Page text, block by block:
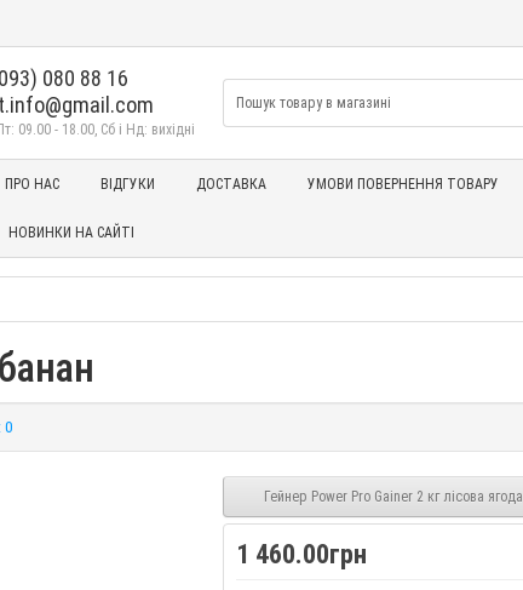
080 88 16
09.00 - 18.00, Сб і Нд: вихідні
ПРО НАС ВІДГУКИ ДОСТАВКА УМОВИ ПОВЕРНЕННЯ ТОВАРУ
НОВИНКИ НА САЙТІ
0
Гейнер Power Pro Gainer 2 кг лісова ягода
1 460.00грн